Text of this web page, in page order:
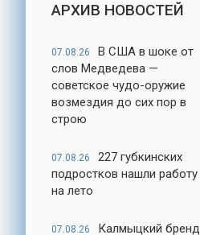
АРХИВ НОВОСТЕЙ
07.08.26
В США в шоке от
слов Медведева —
советское чудо-оружие
возмездия до сих пор в
строю
07.08.26
227 губкинских
подростков нашли работу
на лето
07.08.26
Калмыцкий бренд